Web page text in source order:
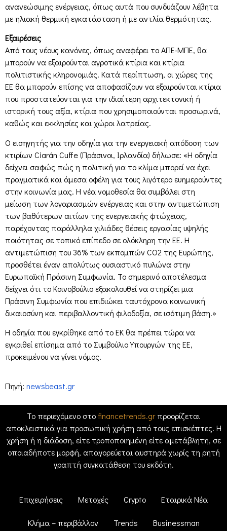
ανανεώσιμης ενέργειας, όπως αυτά που συνδυάζουν λέβητα
με ηλιακή θερμική εγκατάσταση ή με αντλία θερμότητας.
Εξαιρέσεις
Από τους νέους κανόνες, όπως αναφέρει το ΑΠΕ-ΜΠΕ, θα
μπορούν να εξαιρούνται αγροτικά κτίρια και κτίρια
πολιτιστικής κληρονομιάς. Κατά περίπτωση, οι χώρες της
ΕΕ θα μπορούν επίσης να αποφασίζουν να εξαιρούνται κτίρια
που προστατεύονται για την ιδιαίτερη αρχιτεκτονική ή
ιστορική τους αξία, κτίρια που χρησιμοποιούνται προσωρινά,
καθώς και εκκλησίες και χώροι λατρείας.
Ο εισηγητής για την οδηγία για την ενεργειακή απόδοση των
κτιρίων Ciarán Cuffe (Πράσινοι, Ιρλανδία) δήλωσε: «Η οδηγία
δείχνει σαφώς πώς η πολιτική για το κλίμα μπορεί να έχει
πραγματικά και άμεσα οφέλη για τους λιγότερο ευημερούντες
στην κοινωνία μας. Η νέα νομοθεσία θα συμβάλει στη
μείωση των λογαριασμών ενέργειας και στην αντιμετώπιση
των βαθύτερων αιτίων της ενεργειακής φτώχειας,
παρέχοντας παράλληλα χιλιάδες θέσεις εργασίας υψηλής
ποιότητας σε τοπικό επίπεδο σε ολόκληρη την ΕΕ. Η
αντιμετώπιση του 36% των εκπομπών CO2 της Ευρώπης,
προσθέτει έναν απολύτως ουσιαστικό πυλώνα στην
Ευρωπαϊκή Πράσινη Συμφωνία. Το σημερινό αποτέλεσμα
δείχνει ότι το Κοινοβούλιο εξακολουθεί να στηρίζει μια
Πράσινη Συμφωνία που επιδιώκει ταυτόχρονα κοινωνική
δικαιοσύνη και περιβαλλοντική φιλοδοξία, σε ισότιμη βάση.»
Η οδηγία που εγκρίθηκε από το ΕΚ θα πρέπει τώρα να
εγκριθεί επίσημα από το Συμβούλιο Υπουργών της ΕΕ,
προκειμένου να γίνει νόμος.
Πηγή: newsbeast.gr
Το περιεχόμενο στο financetrends.grπροορίζεται
αποκλειστικά για προσωπική χρήση από τους επισκέπτες. Η
χρήση ή η διάδοση, είτε τροποποιημένη είτε αμετάβλητη, σε
οποιαδήποτε μορφή, απαγορεύεται αυστηρά χωρίς τη ρητή
γραπτή συγκατάθεση του εκδότη.
Επιχειρήσεις Μετοχές Crypto Εταιρικά Νέα
Κλήμα – περιβάλλον Trends Businessman